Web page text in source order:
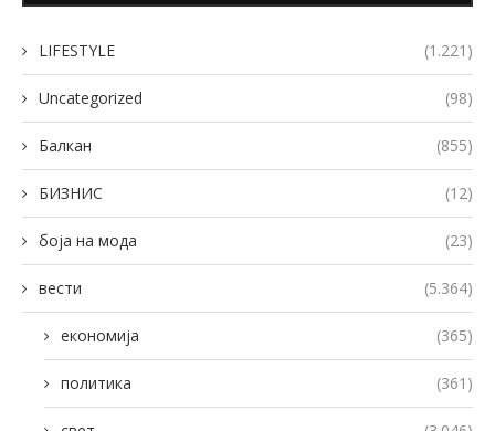
LIFESTYLE (1.221)
Uncategorized (98)
Балкан (855)
БИЗНИС (12)
боја на мода (23)
вести (5.364)
економија (365)
политика (361)